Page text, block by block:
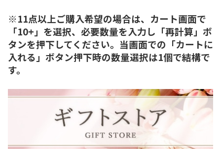
※11点以上ご購入希望の場合は、カート画面で
「10+」を選択、必要数量を入力し「再計算」ボ
タンを押下してください。当画面での「カートに
入れる」ボタン押下時の数量選択は1個で結構で
す。